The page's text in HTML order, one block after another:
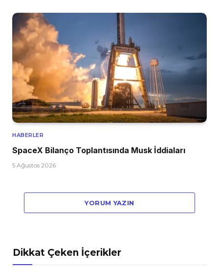
HABERLER
SpaceX Bilanço Toplantısında Musk İddiaları
5 Ağustos 2026
YORUM YAZIN
Dikkat Çeken İçerikler